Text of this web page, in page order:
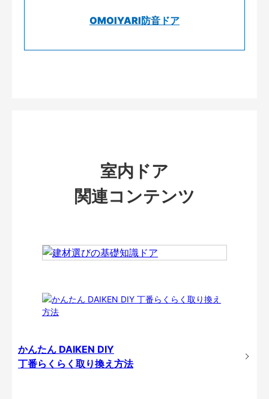
OMOIYARI防音ドア
室内ドア
関連コンテンツ
かんたん DAIKEN DIY
丁番らくらく取り換え方法